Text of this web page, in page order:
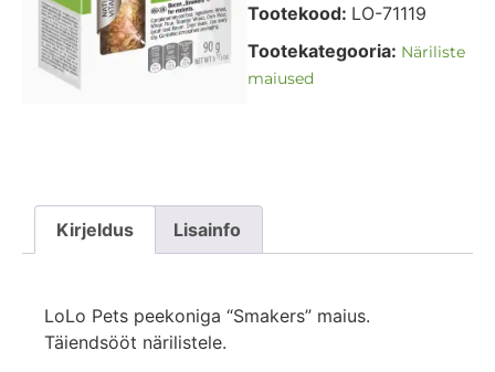
Tootekood: LO-71119
Tootekategooria: Näriliste
maiused
Kirjeldus Lisainfo
LoLo Pets peekoniga “Smakers” maius.
Täiendsööt närilistele.